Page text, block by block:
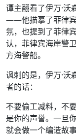
谭主翻看了伊万·沃
——他描摹了菲律宾
氛，也提到了菲律
认，菲律宾海岸警
方海警船。
讽刺的是，伊万·
者的话：
不要偷工减料，不
是你的声誉。一旦
就会做一个编造故